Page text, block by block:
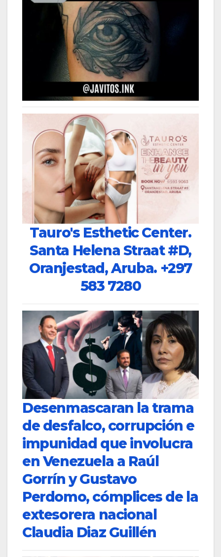
Tauro's Esthetic Center.
Santa Helena Straat #D,
Oranjestad, Aruba. +297
583 7280
Desenmascaran la trama
de desfalco, corrupción e
impunidad que involucra
en Venezuela a Raúl
Gorrín y Gustavo
Perdomo, cómplices de la
extesorera nacional
Claudia Diaz Guillén